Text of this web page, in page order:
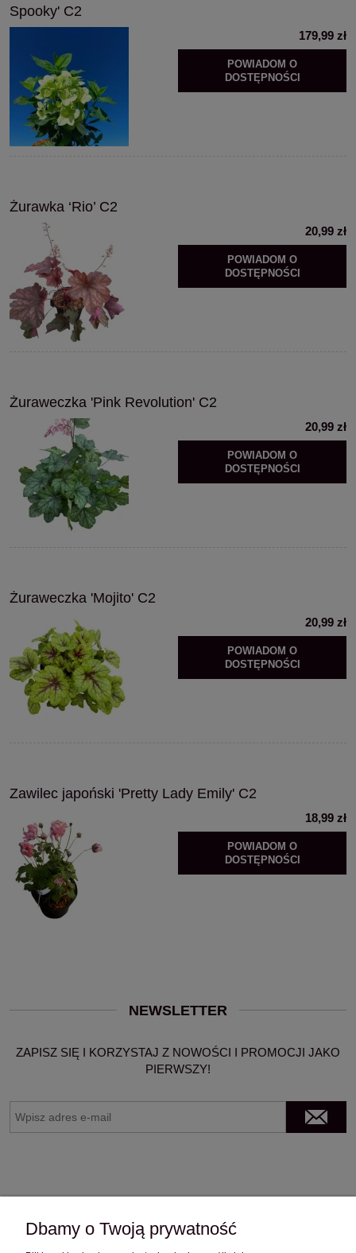
Spooky' C2
179,99 zł
POWIADOM O
DOSTĘPNOŚCI
Żurawka ‘Rio’ C2
20,99 zł
POWIADOM O
DOSTĘPNOŚCI
Żuraweczka 'Pink Revolution' C2
20,99 zł
POWIADOM O
DOSTĘPNOŚCI
Żuraweczka 'Mojito' C2
20,99 zł
POWIADOM O
DOSTĘPNOŚCI
Zawilec japoński 'Pretty Lady Emily' C2
18,99 zł
POWIADOM O
DOSTĘPNOŚCI
NEWSLETTER
ZAPISZ SIĘ I KORZYSTAJ Z NOWOŚCI I PROMOCJI JAKO
PIERWSZY!
Dbamy o Twoją prywatność